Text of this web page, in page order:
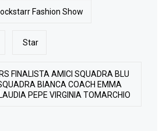
Fashion Show
Star
FINALISTA AMICI SQUADRA BLU
BIANCA COACH EMMA
PEPE VIRGINIA TOMARCHIO